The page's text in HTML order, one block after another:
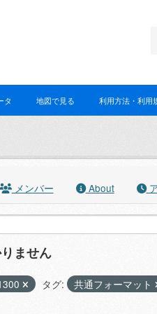
タ 地図で見る 利用方法・利用
メンバー About
ません
タグ: 共通フォーマット